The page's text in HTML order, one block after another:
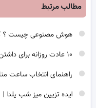
مطالب مرتبط
هوش مصنوعی چیست ؟
راهنمای انتخاب ساعت
ایده تزیین میز شب